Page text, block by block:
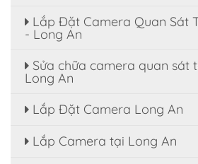
Lắp Đặt Camera Quan Sát
- Long An
Sửa chữa camera quan sát
Long An
Lắp Đặt Camera Long An
Lắp Camera tại Long An